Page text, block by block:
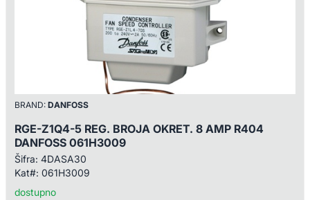
BRAND: DANFOSS
RGE-Z1Q4-5 REG. BROJA OKRET. 8 AMP R404
DANFOSS 061H3009
Šifra: 4DASA30
Kat#: 061H3009
dostupno